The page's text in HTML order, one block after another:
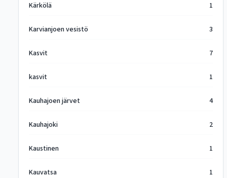
Kärkölä 1
Karvianjoen vesistö 3
Kasvit 7
kasvit 1
Kauhajoen järvet 4
Kauhajoki 2
Kaustinen 1
Kauvatsa 1